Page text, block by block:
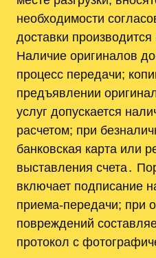
необходимости
доставки
Наличие оригиналов
процесс передачи;
предъявлении
услуг допускается
расчетом; при
банковская карта или
выставления счета․
включает подписание
приема-передачи; при
повреждений
протокол с